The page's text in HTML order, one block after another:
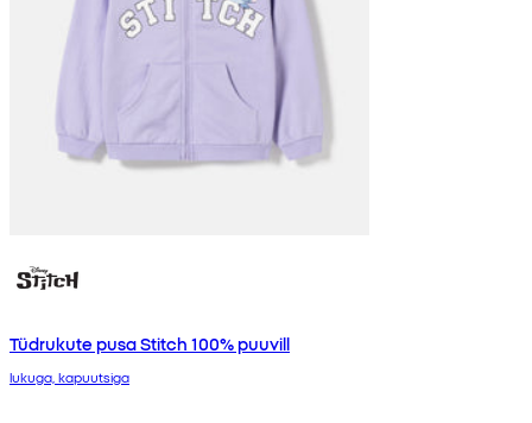
Tüdrukute pusa Stitch 100% puuvill
lukuga, kapuutsiga